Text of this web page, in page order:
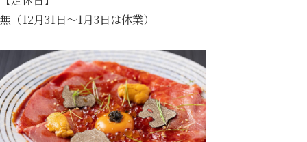
無（12月31日～1月3日は休業）